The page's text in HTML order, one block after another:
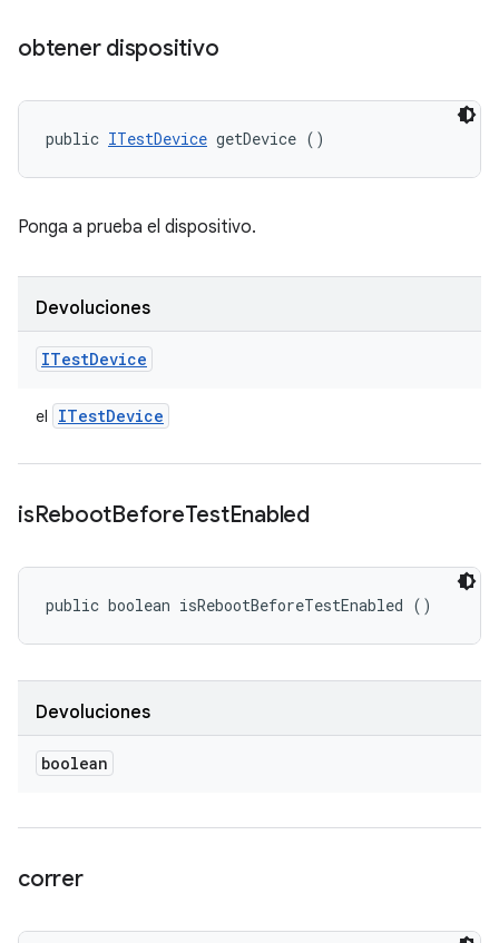
obtener dispositivo
public ITestDevice getDevice ()
Ponga a prueba el dispositivo.
Devoluciones
ITestDevice
el ITestDevice
isRebootBeforeTestEnabled
public boolean isRebootBeforeTestEnabled ()
Devoluciones
boolean
correr